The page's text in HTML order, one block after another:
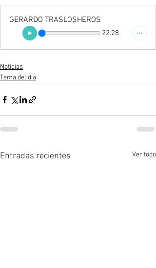
GERARDO TRASLOSHEROS
22:28
Noticias
Tema del dia
Entradas recientes Ver todo